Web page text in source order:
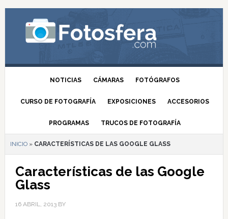
NOTICIAS CÁMARAS FOTÓGRAFOS
CURSO DE FOTOGRAFÍA EXPOSICIONES ACCESORIOS
PROGRAMAS TRUCOS DE FOTOGRAFÍA
INICIO» CARACTERÍSTICAS DE LAS GOOGLE GLASS
Características de las Google
Glass
16 ABRIL, 2013BY